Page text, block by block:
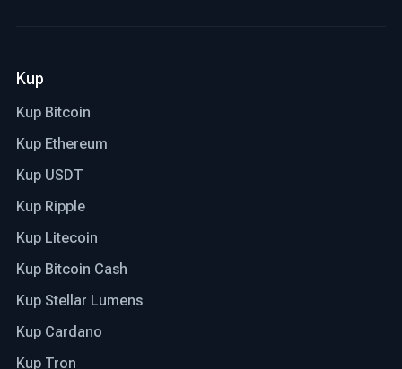
Kup
Kup Bitcoin
Kup Ethereum
Kup USDT
Kup Ripple
Kup Litecoin
Kup Bitcoin Cash
Kup Stellar Lumens
Kup Cardano
Kup Tron